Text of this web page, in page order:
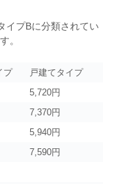
イプBに分類されてい
。
プ
戸建てタイプ
5,720円
7,370円
5,940円
7,590円